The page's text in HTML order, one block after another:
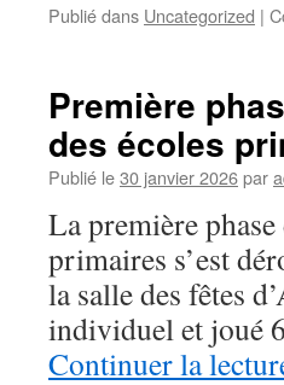
Publié dans Uncategorized |
Première
des écoles
Publié le30 janvier 2026par
La première
primaires s’est
la salle des fêtes
individuel et joué
Continuer la